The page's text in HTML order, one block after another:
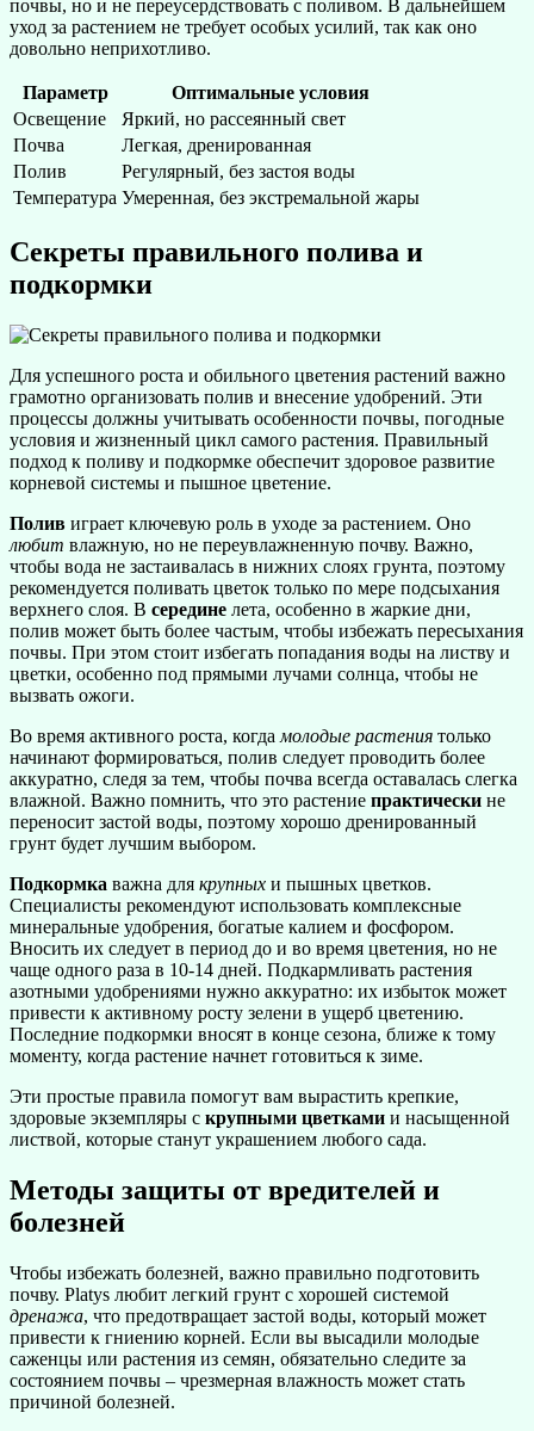
почвы, но и не переусердствовать с поливом. В дальнейшем
уход за растением не требует особых усилий, так как оно
довольно неприхотливо.
Параметр
Оптимальные условия
Освещение
Яркий, но рассеянный свет
Почва
Легкая, дренированная
Полив
Регулярный, без застоя воды
Температура Умеренная, без экстремальной жары
Секреты правильного полива и
подкормки
Для успешного роста и обильного цветения растений важно
грамотно организовать полив и внесение удобрений. Эти
процессы должны учитывать особенности почвы, погодные
условия и жизненный цикл самого растения. Правильный
подход к поливу и подкормке обеспечит здоровое развитие
корневой системы и пышное цветение.
Полив играет ключевую роль в уходе за растением. Оно
любит влажную, но не переувлажненную почву. Важно,
чтобы вода не застаивалась в нижних слоях грунта, поэтому
рекомендуется поливать цветок только по мере подсыхания
верхнего слоя. В середине лета, особенно в жаркие дни,
полив может быть более частым, чтобы избежать пересыхания
почвы. При этом стоит избегать попадания воды на листву и
цветки, особенно под прямыми лучами солнца, чтобы не
вызвать ожоги.
Во время активного роста, когда молодые растения только
начинают формироваться, полив следует проводить более
аккуратно, следя за тем, чтобы почва всегда оставалась слегка
влажной. Важно помнить, что это растение практически не
переносит застой воды, поэтому хорошо дренированный
грунт будет лучшим выбором.
Подкормка важна для крупных и пышных цветков.
Специалисты рекомендуют использовать комплексные
минеральные удобрения, богатые калием и фосфором.
Вносить их следует в период до и во время цветения, но не
чаще одного раза в 10-14 дней. Подкармливать растения
азотными удобрениями нужно аккуратно: их избыток может
привести к активному росту зелени в ущерб цветению.
Последние подкормки вносят в конце сезона, ближе к тому
моменту, когда растение начнет готовиться к зиме.
Эти простые правила помогут вам вырастить крепкие,
здоровые экземпляры с крупными цветками и насыщенной
листвой, которые станут украшением любого сада.
Методы защиты от вредителей и
болезней
Чтобы избежать болезней, важно правильно подготовить
почву. Platys любит легкий грунт с хорошей системой
дренажа, что предотвращает застой воды, который может
привести к гниению корней. Если вы высадили молодые
саженцы или растения из семян, обязательно следите за
состоянием почвы – чрезмерная влажность может стать
причиной болезней.